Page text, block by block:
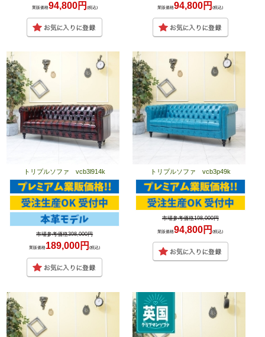
業販価格94,800円 (税込) 業販価格94,800円(税込)
トリプルソファ vcb3l914k
市場参考価格398,000円
業販価格189,000円(税込)
トリプルソファ vcb3p49k
市場参考価格198,000円
業販価格94,800円(税込)